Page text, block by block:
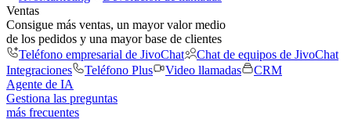
Ventas
Consigue más ventas, un mayor valor medio
de los pedidos y una mayor base de clientes
Teléfono empresarial de JivoChat
Chat de equipos de JivoChat
Integraciones
Teléfono Plus Video llamadas
CRM
Agente de IA
Gestiona las preguntas
más frecuentes